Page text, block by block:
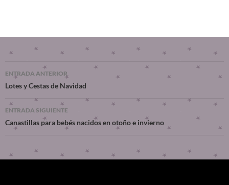
ENTRADA ANTERIOR
Lotes y Cestas de Navidad
ENTRADA SIGUIENTE
Canastillas para bebés nacidos en otoño e invierno